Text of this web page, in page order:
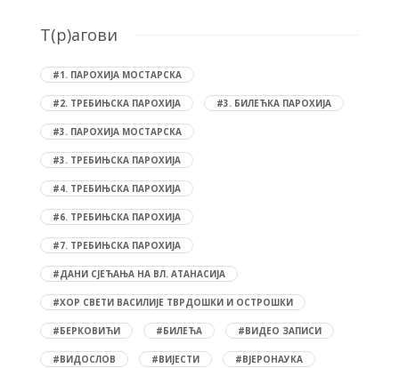
T(р)агови
#1. ПАРОХИЈА МОСТАРСКА
#2. ТРЕБИЊСКА ПАРОХИЈА #3. БИЛЕЋКА ПАРОХИЈА
#3. ПАРОХИЈА МОСТАРСКА
#3. ТРЕБИЊСКА ПАРОХИЈА
#4. ТРЕБИЊСКА ПАРОХИЈА
#6. ТРЕБИЊСКА ПАРОХИЈА
#7. ТРЕБИЊСКА ПАРОХИЈА
#ДАНИ СЈЕЋАЊА НА ВЛ. АТАНАСИЈА
#ХОР СВЕТИ ВАСИЛИЈЕ ТВРДОШКИ И ОСТРОШКИ
#БЕРКОВИЋИ #БИЛЕЋА #ВИДЕО ЗАПИСИ
#ВИДОСЛОВ #ВИЈЕСТИ #ВЈЕРОНАУКА